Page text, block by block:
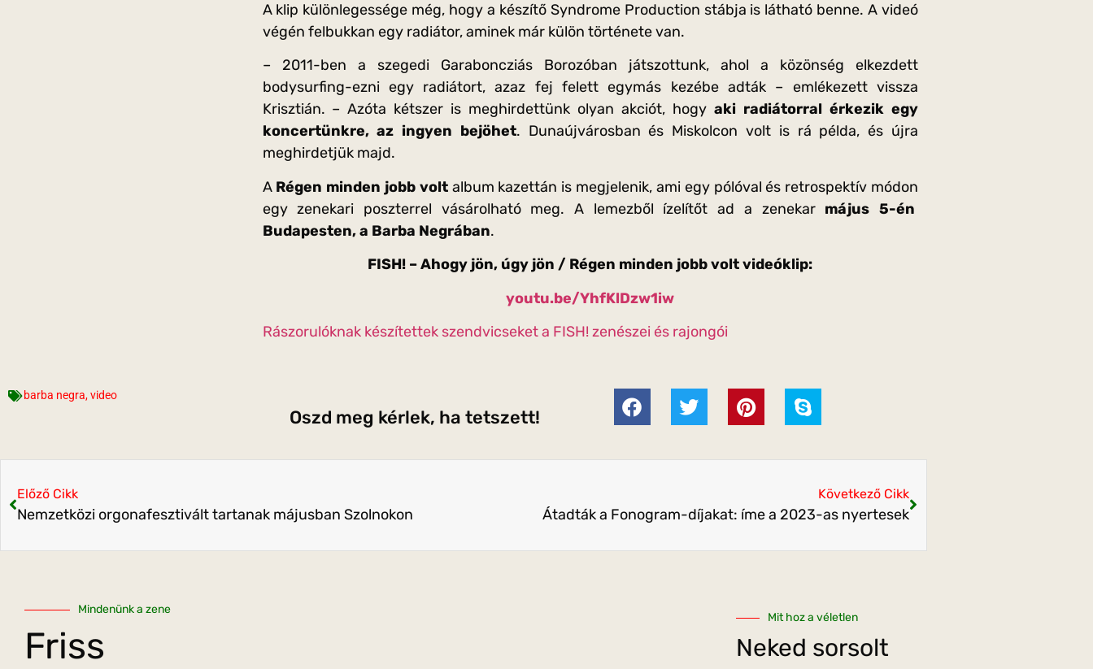
A klip különlegessége még, hogy a készítő Syndrome Production stábja is látható benne. A videó
végén felbukkan egy radiátor, aminek már külön története van.
– 2011-ben a szegedi Garaboncziás Borozóban játszottunk, ahol a közönség elkezdett
bodysurfing-ezni egy radiátort, azaz fej felett egymás kezébe adták – emlékezett vissza
Krisztián. – Azóta kétszer is meghirdettünk olyan akciót, hogyaki radiátorral érkezik egy
koncertünkre, az ingyen bejöhet. Dunaújvárosban és Miskolcon volt is rá példa, és újra
meghirdetjük majd.
A Régen minden jobb voltalbum kazettán is megjelenik, ami egy pólóval és retrospektív módon
egy zenekari poszterrel vásárolható meg. A lemezből ízelítőt ad a zenekar május 5-én
Budapesten, a Barba Negrában.
FISH! – Ahogy jön, úgy jön / Régen minden jobb volt videóklip:
youtu.be/YhfKlDzw1iw
Rászorulóknak készítettek szendvicseket a FISH! zenészei és rajongói
barba negra,video
Oszd meg kérlek, ha tetszett!
Előző Cikk
Nemzetközi orgonafesztivált tartanak májusban Szolnokon
Következő Cikk
Átadták a Fonogram-díjakat: íme a 2023-as nyertesek
Mindenünk a zene
Friss
Mit hoz a véletlen
Neked sorsolt